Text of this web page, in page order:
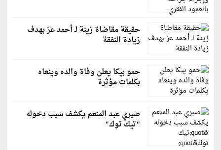
حقيقة مقاضاة زينة لـ أحمد عز بهدف
زيادة النفقة
حمو بيكا يعلن وفاة والده وينعاه
بكلمات مؤثرة
صبري عبد المنعم يكشف سبب دخوله
"تيك توك"